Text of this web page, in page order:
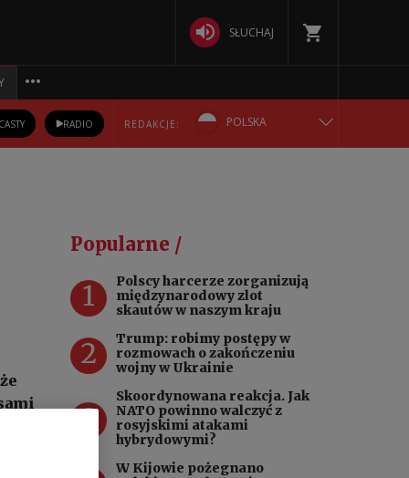
SŁUCHAJ
RADIO REDAKCJE: POLSKA
РУССКИЙ
УКРАЇНСЬКА
Popularne /
1
Polscy harcerze zorganizują
międzynarodowy zlot
skautów w naszym kraju
2
Trump: robimy postępy w
rozmowach o zakończeniu
wojny w Ukrainie
3
Skoordynowana reakcja. Jak
NATO powinno walczyć z
rosyjskimi atakami
hybrydowymi?
W Kijowie pożegnano